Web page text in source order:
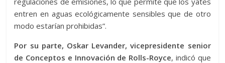
entren en aguas ecológicamente sensibles que de otro
modo estarían prohibidas”.
Por su parte, Oskar Levander, vicepresidente senior
de Conceptos e Innovación de Rolls-Royce, indicó que